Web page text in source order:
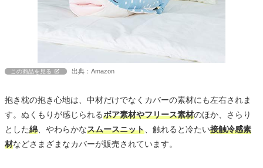
この商品を見る 出典：Amazon
抱き枕の抱き心地は、中材だけでなくカバーの素材にも左右されま
す。ぬくもりが感じられるボア素材やフリース素材のほか、さらり
とした綿、やわらかなスムースニット、触れると冷たい接触冷感素
材などさまざまなカバーが販売されています。